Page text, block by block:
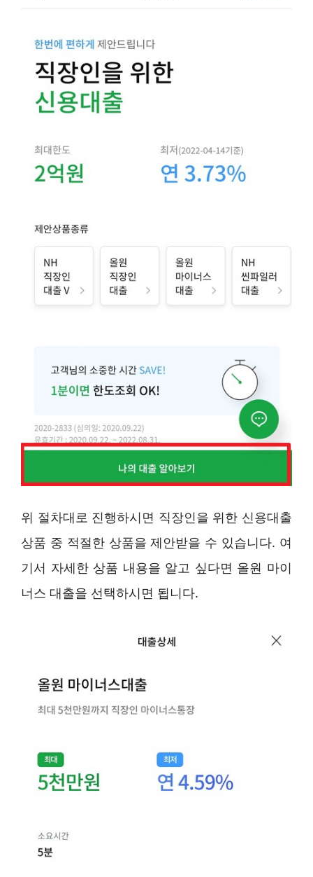
위 절차대로 진행하시면 직장인을 위한 신용대출
상품 중 적절한 상품을 제안받을 수 있습니다. 여
기서 자세한 상품 내용을 알고 싶다면 올원 마이
너스 대출을 선택하시면 됩니다.